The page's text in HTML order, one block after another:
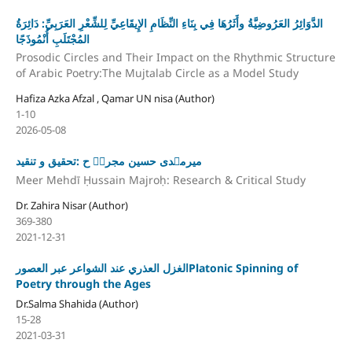
الدَّوَائِرُ العَرُوضِيَّةُ وأَثَرُهَا فِي بِنَاءِ النِّظَامِ الإِيقَاعِيِّ لِلشِّعْرِ العَرَبِيِّ: دَائِرَةُ
المُجْتَلَبِ أُنْمُوذَجًا
Prosodic Circles and Their Impact on the Rhythmic Structure
of Arabic Poetry:The Mujtalab Circle as a Model Study
Hafiza Azka Afzal , Qamar UN nisa (Author)
1-10
2026-05-08
میرمہدی حسین مجروؔ ح :تحقیق و تنقید
Meer Mehdī Ḥussain Majroḥ: Research & Critical Study
Dr. Zahira Nisar (Author)
369-380
2021-12-31
الغزل العذري عند الشواعر عبر العصورPlatonic Spinning of
Poetry through the Ages
Dr.Salma Shahida (Author)
15-28
2021-03-31